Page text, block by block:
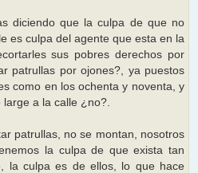
diciendo que la culpa de que no
es culpa del agente que esta en la
sus pobres derechos por
patrullas por ojones?, ya puestos
como en los ochenta y noventa, y
a la calle ¿no?.
patrullas, no se montan, nosotros
la culpa de que exista tan
la culpa es de ellos, lo que hace